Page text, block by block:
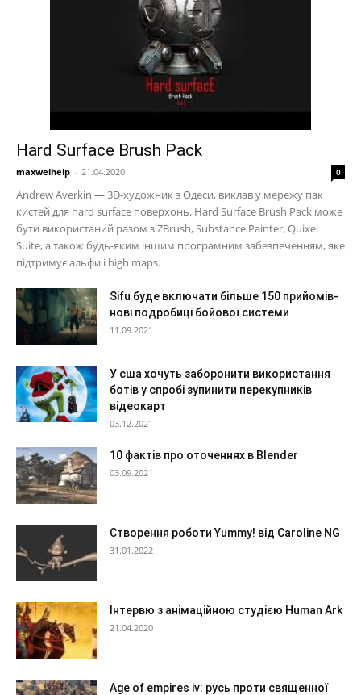
Hard Surface Brush Pack
maxwelhelp - 21.04.2020 0
Andrew Averkin — 3D-художник з Одеси, виклав у мережу пак
кистей для hard surface поверхонь. Hard Surface Brush Pack може
бути використаний разом з ZBrush, Substance Painter, Quixel
Suite, а також будь-яким іншим програмним забезпеченням, яке
підтримує альфи і high maps.
Sifu буде включати більше 150 прийомів-
нові подробиці бойової системи
11.09.2021
У сша хочуть заборонити використання
ботів у спробі зупинити перекупників
відеокарт
03.12.2021
10 фактів про оточеннях в Blender
03.09.2021
Створення роботи Yummy! від Caroline NG
31.01.2022
Інтервю з анімаційною студією Human Ark
21.04.2020
Age of empires iv: русь проти священної